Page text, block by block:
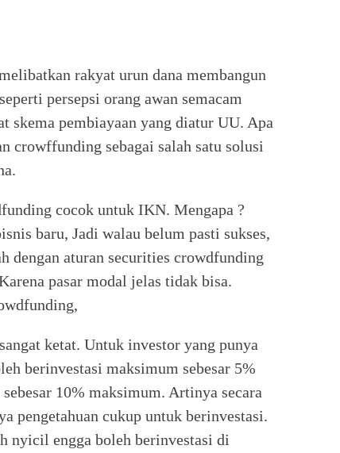
rakyat urun dana membangun
persepsi orang awan semacam
skema pembiayaan yang diatur UU. Apa
crowffunding sebagai salah satu solusi
cocok untuk IKN. Mengapa ?
baru, Jadi walau belum pasti sukses,
dengan aturan securities crowdfunding
pasar modal jelas tidak bisa.
ketat. Untuk investor yang punya
berinvestasi maksimum sebesar 5%
10% maksimum. Artinya secara
pengetahuan cukup untuk berinvestasi.
nyicil engga boleh berinvestasi di